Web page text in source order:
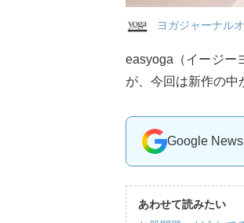
ヨガジャーナル
easyoga（イージー
が、今回は新作の中
Google
あわせて読みたい